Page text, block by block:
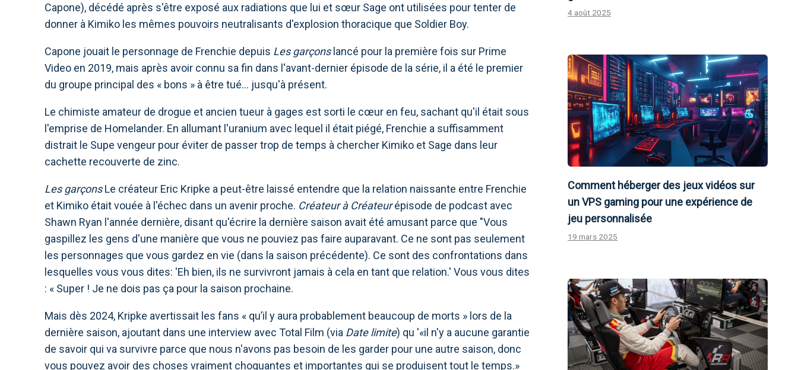
Capone), décédé après s'être exposé aux radiations que lui et sœur Sage ont utilisées pour tenter de
donner à Kimiko les mêmes pouvoirs neutralisants d'explosion thoracique que Soldier Boy.
Capone jouait le personnage de Frenchie depuis Les garçonslancé pour la première fois sur Prime
Video en 2019, mais après avoir connu sa fin dans l'avant-dernier épisode de la série, il a été le premier
du groupe principal des « bons » à être tué… jusqu'à présent.
Le chimiste amateur de drogue et ancien tueur à gages est sorti le cœur en feu, sachant qu'il était sous
l'emprise de Homelander. En allumant l'uranium avec lequel il était piégé, Frenchie a suffisamment
distrait le Supe vengeur pour éviter de passer trop de temps à chercher Kimiko et Sage dans leur
cachette recouverte de zinc.
Les garçonsLe créateur Eric Kripke a peut-être laissé entendre que la relation naissante entre Frenchie
et Kimiko était vouée à l'échec dans un avenir proche. Créateur à Créateurépisode de podcast avec
Shawn Ryan l'année dernière, disant qu'écrire la dernière saison avait été amusant parce que "Vous
gaspillez les gens d'une manière que vous ne pouviez pas faire auparavant. Ce ne sont pas seulement
les personnages que vous gardez en vie (dans la saison précédente). Ce sont des confrontations dans
lesquelles vous vous dites: 'Eh bien, ils ne survivront jamais à cela en tant que relation.' Vous vous dites
: « Super ! Je ne dois pas ça pour la saison prochaine.
Mais dès 2024, Kripke avertissait les fans « qu’il y aura probablement beaucoup de morts » lors de la
dernière saison, ajoutant dans une interview avec Total Film (via Date limite) qu '«il n'y a aucune garantie
de savoir qui va survivre parce que nous n'avons pas besoin de les garder pour une autre saison, donc
vous pouvez avoir des choses vraiment choquantes et importantes qui se produisent tout le temps.»
4 août 2025
Comment héberger des jeux vidéos sur
un VPS gaming pour une expérience de
jeu personnalisée
19 mars 2025